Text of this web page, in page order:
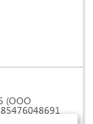
(ООО